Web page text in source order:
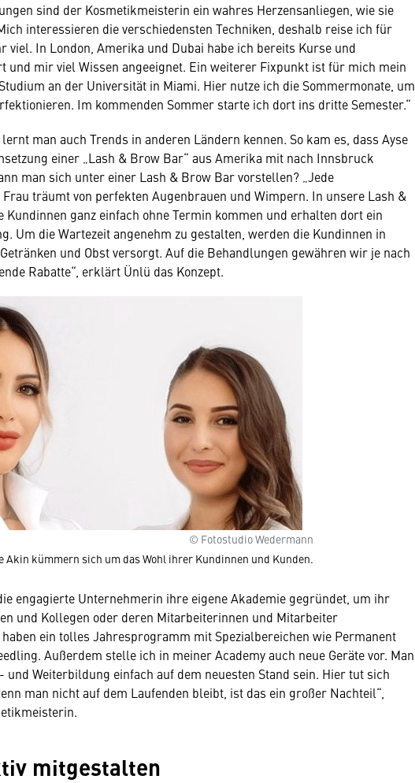
sind der Kosmetikmeisterin ein wahres Herzensanliegen, wie sie
interessieren die verschiedensten Techniken, deshalb reise ich für
viel. In London, Amerika und Dubai habe ich bereits Kurse und
und mir viel Wissen angeeignet. Ein weiterer Fixpunkt ist für mich mein
an der Universität in Miami. Hier nutze ich die Sommermonate, um
Im kommenden Sommer starte ich dort ins dritte Semester.“
man auch Trends in anderen Ländern kennen. So kam es, dass Ayse
einer „Lash & Brow Bar“ aus Amerika mit nach Innsbruck
man sich unter einer Lash & Brow Bar vorstellen? „Jede
träumt von perfekten Augenbrauen und Wimpern. In unsere Lash &
Kundinnen ganz einfach ohne Termin kommen und erhalten dort ein
Um die Wartezeit angenehm zu gestalten, werden die Kundinnen in
und Obst versorgt. Auf die Behandlungen gewähren wir je nach
Rabatte“, erklärt Ünlü das Konzept.
© Fotostudio Wedermann
Akin kümmern sich um das Wohl ihrer Kundinnen und Kunden.
engagierte Unternehmerin ihre eigene Akademie gegründet, um ihr
und Kollegen oder deren Mitarbeiterinnen und Mitarbeiter
ein tolles Jahresprogramm mit Spezialbereichen wie Permanent
Außerdem stelle ich in meiner Academy auch neue Geräte vor. Man
und Weiterbildung einfach auf dem neuesten Stand sein. Hier tut sich
man nicht auf dem Laufenden bleibt, ist das ein großer Nachteil“,
mitgestalten